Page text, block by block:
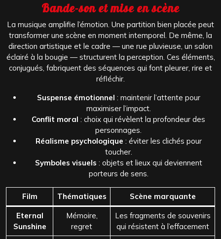
Bande-son et mise en scène
La musique amplifie l’émotion. Une partition bien placée peut
transformer une scène en moment intemporel. De même, la
direction artistique et le cadre — une rue pluvieuse, un salon
éclairé à la bougie — structurent la perception. Ces éléments,
conjugués, fabriquent des séquences qui font pleurer, rire et
réfléchir.
Suspense émotionnel : maintenir l’attente pour
maximiser l’impact.
Conflit moral : choix qui révèlent la profondeur des
personnages.
Réalisme psychologique : éviter les clichés pour
toucher.
Symboles visuels : objets et lieux qui deviennent
porteurs de sens.
Film Thématiques Scène marquante
Eternal
Sunshine
Mémoire,
regret
Les fragments de souvenirs
qui résistent à l’effacement